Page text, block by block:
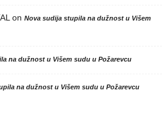
on Nova sudija stupila na dužnost u Višem
na dužnost u Višem sudu u Požarevcu
na dužnost u Višem sudu u Požarevcu